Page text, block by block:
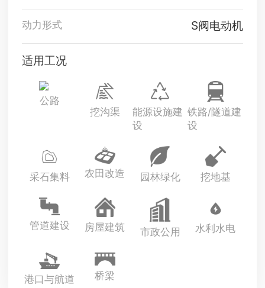
动力形式 S阀电动机
适用工况
公路
挖沟渠
能源设施建
设
铁路/隧道建
设
采石集料 农田改造 园林绿化 挖地基
管道建设 房屋建筑 市政公用 水利水电
港口与航道 桥梁